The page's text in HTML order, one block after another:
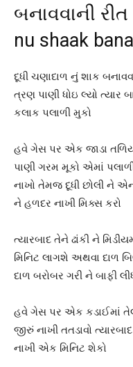
બનાવવાની
nu shaak
દૂધી ચણાદાળ નું શાક
ત્રણ પાણી ધોઇ લ્યો ત્યાર
કલાક પલાળી મુકો
હવે ગેસ પર એક જાડા
પાણી ગરમ મૂકો એમાં
નાખો તેમજ દૂધી છોલી ને
ને હળદર નાખી મિક્સ કરો
ત્યારબાદ તેને ઢાંકી ને
મિનિટ લાગશે અથવા દાળ
દાળ બરોબર ગરી ને બાફી
હવે ગેસ પર એક કડાઈમાં
જીરું નાખી તતડાવો
નાખી એક મિનિટ શેકો